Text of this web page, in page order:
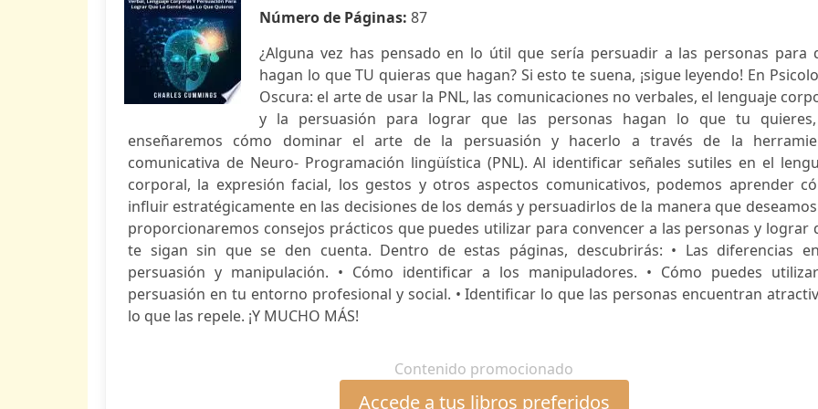
Número de Páginas: 87
¿Alguna vez has pensado en lo útil que sería persuadir a las personas para
hagan lo que TU quieras que hagan? Si esto te suena, ¡sigue leyendo! En
Oscura: el arte de usar la PNL, las comunicaciones no verbales, el lenguaje
y la persuasión para lograr que las personas hagan lo que tu
enseñaremos cómo dominar el arte de la persuasión y hacerlo a través de la
comunicativa de Neuro- Programación lingüística (PNL). Al identificar señales sutiles en el
corporal, la expresión facial, los gestos y otros aspectos comunicativos, podemos aprender
influir estratégicamente en las decisiones de los demás y persuadirlos de la manera que
proporcionaremos consejos prácticos que puedes utilizar para convencer a las personas y lograr
te sigan sin que se den cuenta. Dentro de estas páginas, descubrirás: • Las diferencias
persuasión y manipulación. • Cómo identificar a los manipuladores. • Cómo puedes
persuasión en tu entorno profesional y social. • Identificar lo que las personas encuentran
lo que las repele. ¡Y MUCHO MÁS!
Contenido promocionado
Accede a tus libros preferidos